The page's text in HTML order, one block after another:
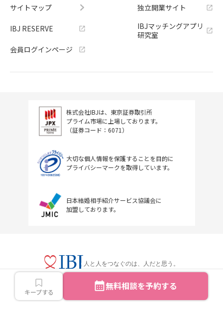
キープする 無料相談を予約する
サイトマップ
IBJ RESERVE
会員ログインページ
独立開業サイト
IBJマッチングアプリ
研究室
株式会社IBJは、東京証券取引所
プライム市場に上場しております。
（証券コード：6071）
大切な個人情報を保護することを目的に
プライバシーマークを取得しています。
日本結婚相手紹介サービス協議会に
加盟しております。
人と人をつなぐのは、人だと思う。